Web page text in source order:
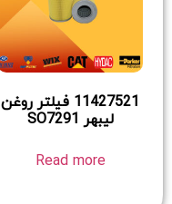
11427521 فیلتر روغن
لیبهر SO7291
Read more